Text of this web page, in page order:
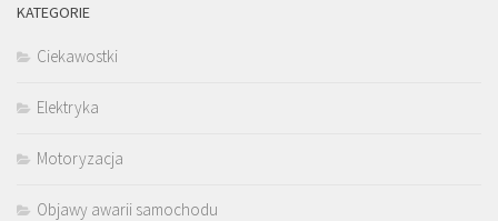
KATEGORIE
Ciekawostki
Elektryka
Motoryzacja
Objawy awarii samochodu